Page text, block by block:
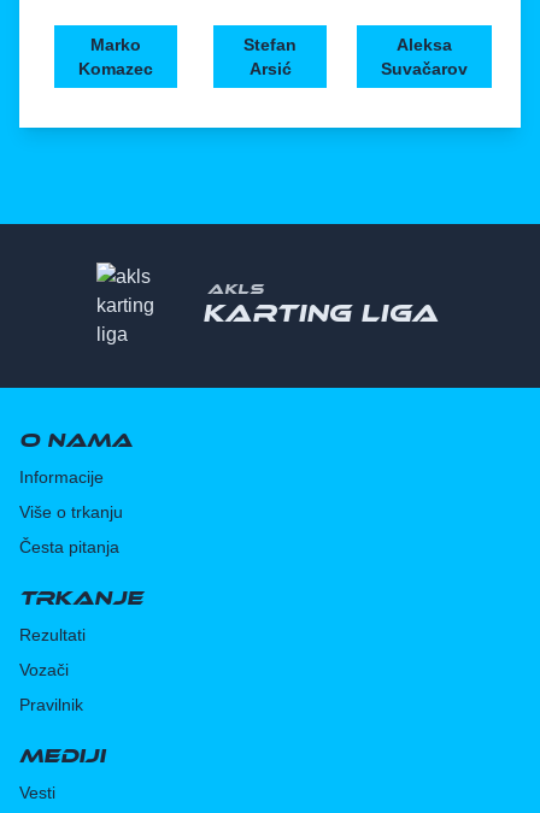
Marko
Komazec
Stefan
Arsić
Aleksa
Suvačarov
AKLS
Karting liga
O nama
Informacije
Više o trkanju
Česta pitanja
Trkanje
Rezultati
Vozači
Pravilnik
Mediji
Vesti